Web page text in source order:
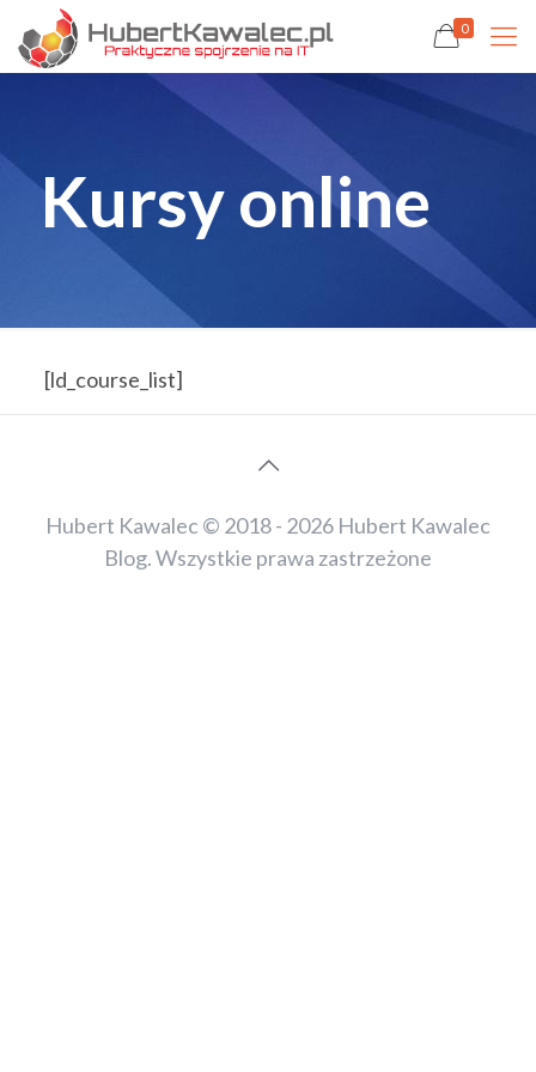
0
Kursy online
[ld_course_list]
Hubert Kawalec © 2018 - 2026 Hubert Kawalec
Blog. Wszystkie prawa zastrzeżone